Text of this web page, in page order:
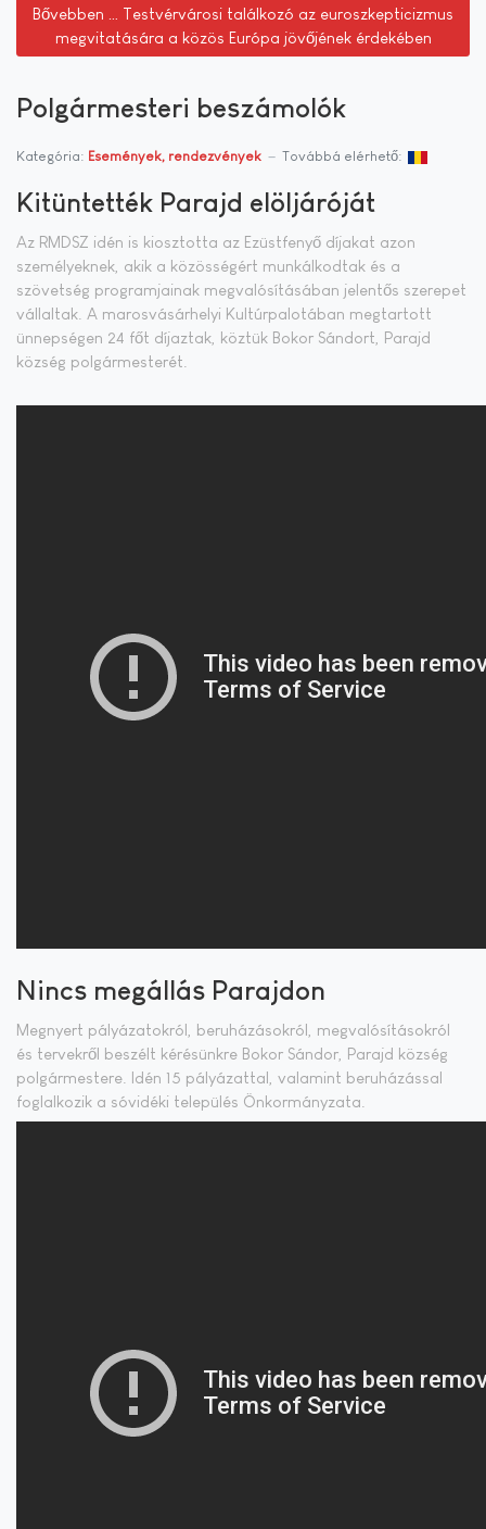
Bővebben … Testvérvárosi találkozó az euroszkepticizmus
megvitatására a közös Európa jövőjének érdekében
Polgármesteri beszámolók
Kategória: Események, rendezvények Továbbá elérhető:
Kitüntették Parajd elöljáróját
Az RMDSZ idén is kiosztotta az Ezüstfenyő díjakat azon
személyeknek, akik a közösségért munkálkodtak és a
szövetség programjainak megvalósításában jelentős szerepet
vállaltak. A marosvásárhelyi Kultúrpalotában megtartott
ünnepségen 24 főt díjaztak, köztük Bokor Sándort, Parajd
község polgármesterét.
Nincs megállás Parajdon
Megnyert pályázatokról, beruházásokról, megvalósításokról
és tervekről beszélt kérésünkre Bokor Sándor, Parajd község
polgármestere. Idén 15 pályázattal, valamint beruházással
foglalkozik a sóvidéki település Önkormányzata.